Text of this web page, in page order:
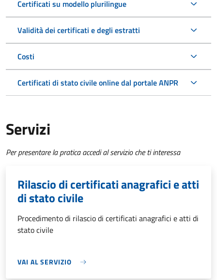
Certificati su modello plurilingue
Validità dei certificati e degli estratti
Costi
Certificati di stato civile online dal portale ANPR
Servizi
Per presentare la pratica accedi al servizio che ti interessa
Rilascio di certificati anagrafici e atti
di stato civile
Procedimento di rilascio di certificati anagrafici e atti di
stato civile
VAI AL SERVIZIO